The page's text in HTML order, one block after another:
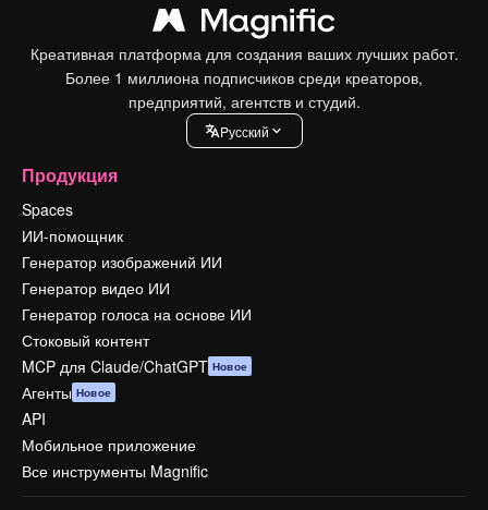
Креативная платформа для создания ваших лучших работ.
Более 1 миллиона подписчиков среди креаторов,
предприятий, агентств и студий.
Pусский
Продукция
Spaces
ИИ-помощник
Генератор изображений ИИ
Генератор видео ИИ
Генератор голоса на основе ИИ
Стоковый контент
MCP для Claude/ChatGPT Новое
Агенты Новое
API
Мобильное приложение
Все инструменты Magnific